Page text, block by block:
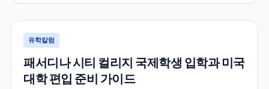
유학칼럼
패서디나 시티 컬리지 국제학생 입학과 미국
대학 편입 준비 가이드